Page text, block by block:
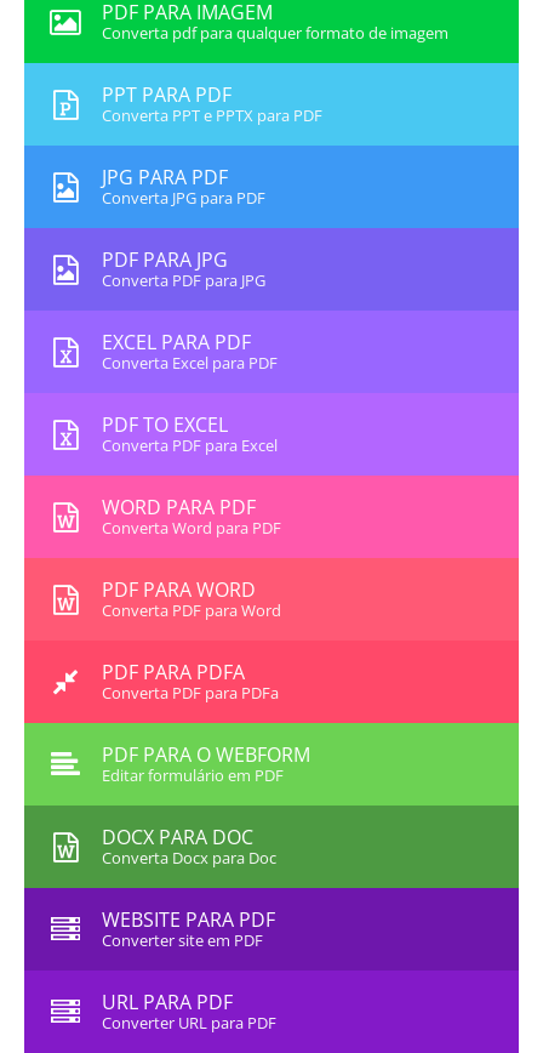
PDF PARA IMAGEM
Converta pdf para qualquer formato de imagem
PPT PARA PDF
Converta PPT e PPTX para PDF
JPG PARA PDF
Converta JPG para PDF
PDF PARA JPG
Converta PDF para JPG
EXCEL PARA PDF
Converta Excel para PDF
PDF TO EXCEL
Converta PDF para Excel
WORD PARA PDF
Converta Word para PDF
PDF PARA WORD
Converta PDF para Word
PDF PARA PDFA
Converta PDF para PDFa
PDF PARA O WEBFORM
Editar formulário em PDF
DOCX PARA DOC
Converta Docx para Doc
WEBSITE PARA PDF
Converter site em PDF
URL PARA PDF
Converter URL para PDF